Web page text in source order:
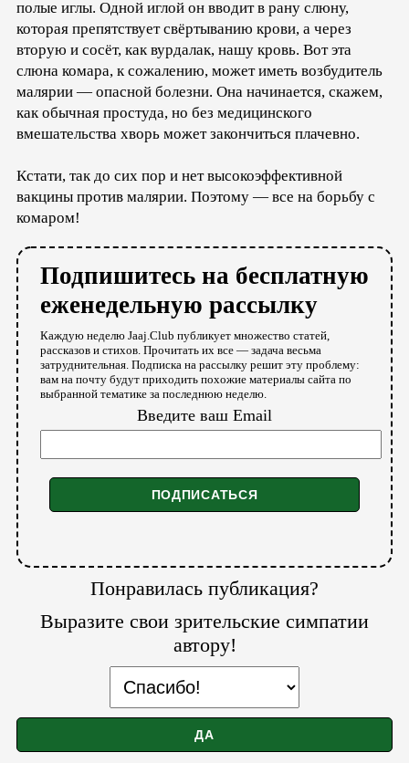
полые иглы. Одной иглой он вводит в рану слюну,
которая препятствует свёртыванию крови, а через
вторую и сосёт, как вурдалак, нашу кровь. Вот эта
слюна комара, к сожалению, может иметь возбудитель
малярии — опасной болезни. Она начинается, скажем,
как обычная простуда, но без медицинского
вмешательства хворь может закончиться плачевно.
Кстати, так до сих пор и нет высокоэффективной
вакцины против малярии. Поэтому — все на борьбу с
комаром!
Подпишитесь на бесплатную
еженедельную рассылку
Каждую неделю Jaaj.Club публикует множество статей,
рассказов и стихов. Прочитать их все — задача весьма
затруднительная. Подписка на рассылку решит эту проблему:
вам на почту будут приходить похожие материалы сайта по
выбранной тематике за последнюю неделю.
Введите ваш Email
Понравилась публикация?
Выразите свои зрительские симпатии
автору!